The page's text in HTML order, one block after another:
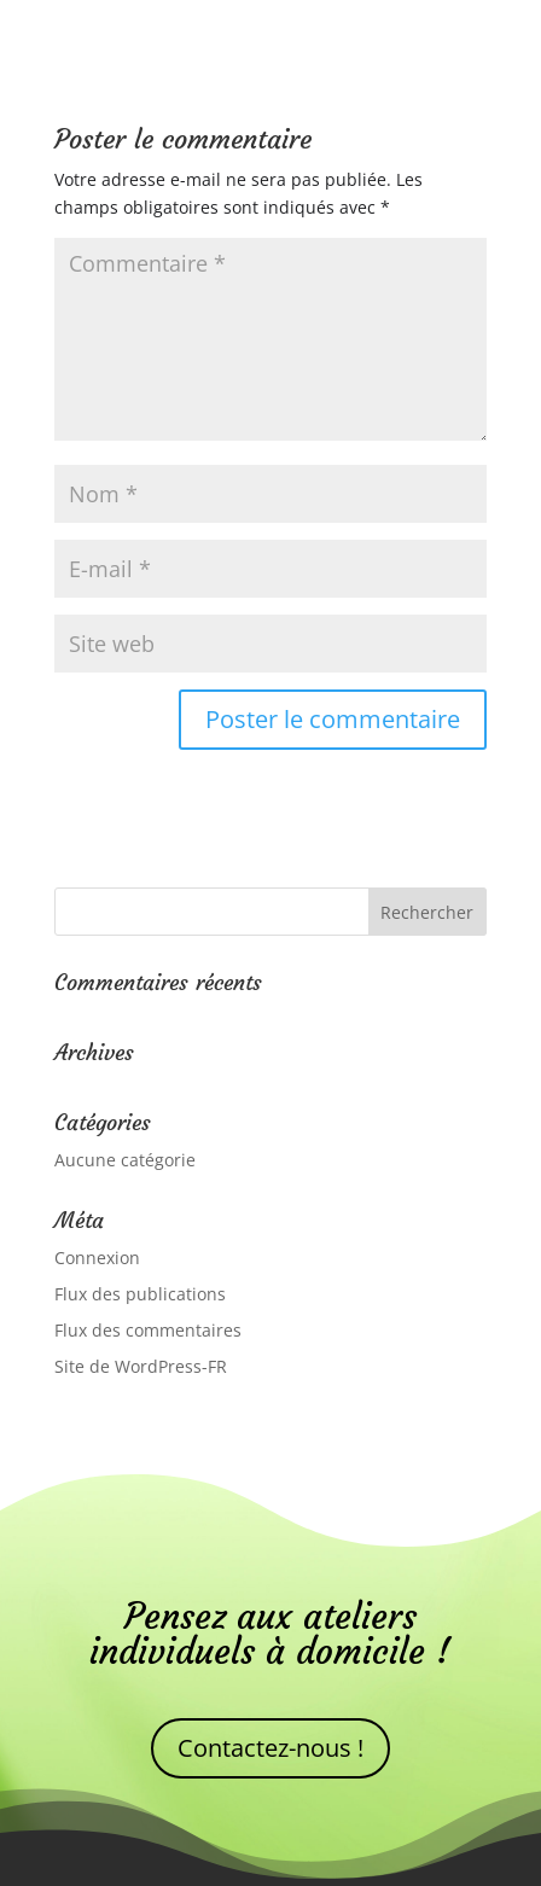
Poster le commentaire
Votre adresse e-mail ne sera pas publiée. Les
champs obligatoires sont indiqués avec *
Commentaires récents
Archives
Catégories
Aucune catégorie
Méta
Connexion
Flux des publications
Flux des commentaires
Site de WordPress-FR
Pensez aux ateliers
individuels à domicile !
Contactez-nous !